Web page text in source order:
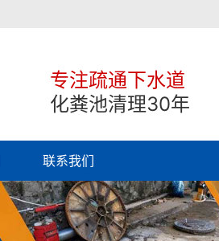
专注疏通下水道
化粪池清理30年
联系我们